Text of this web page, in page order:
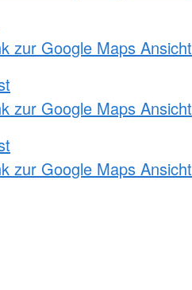
zur Google Maps Ansicht
zur Google Maps Ansicht
zur Google Maps Ansicht